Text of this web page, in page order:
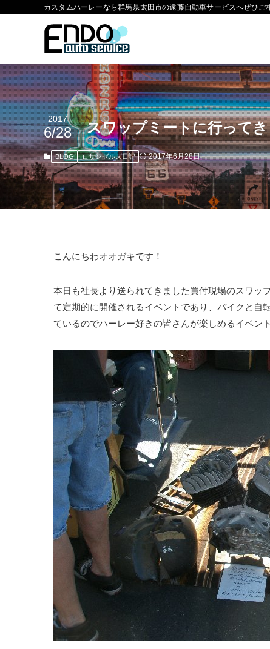
カスタムハーレーなら群馬県太田市の遠藤自動車サービスへぜひご
スワップミートに行って
2017
6/28
BLOG ロサンゼルス日記 2017年6月28日
こんにちわオオガキです！
本日も社長より送られてきました買付現場のスワッ
て定期的に開催されるイベントであり、バイクと自
ているのでハーレー好きの皆さんが楽しめるイベン